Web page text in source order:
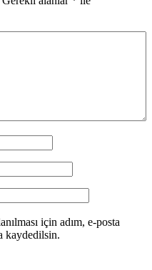
için adım, e-posta
kaydedilsin.